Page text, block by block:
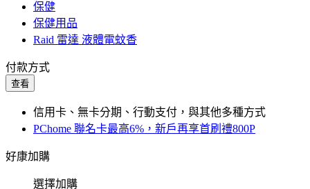
保健
保健用品
Raid 雷達 液體電蚊香
付款方式
查看
信用卡、無卡分期、行動支付，與其他多種方式
PChome 聯名卡最高6%，新戶再享首刷禮800P
好康加購
選擇加購